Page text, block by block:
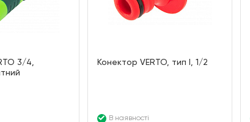
3/4,
Конектор VERTO, тип I, 1/2
В наявності